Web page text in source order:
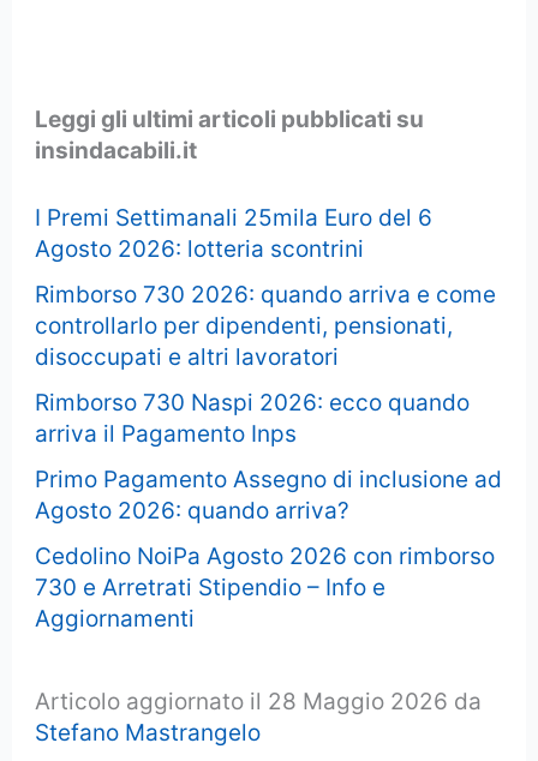
Leggi gli ultimi articoli pubblicati su
insindacabili.it
I Premi Settimanali 25mila Euro del 6
Agosto 2026: lotteria scontrini
Rimborso 730 2026: quando arriva e come
controllarlo per dipendenti, pensionati,
disoccupati e altri lavoratori
Rimborso 730 Naspi 2026: ecco quando
arriva il Pagamento Inps
Primo Pagamento Assegno di inclusione ad
Agosto 2026: quando arriva?
Cedolino NoiPa Agosto 2026 con rimborso
730 e Arretrati Stipendio – Info e
Aggiornamenti
Articolo aggiornato il 28 Maggio 2026 da
Stefano Mastrangelo